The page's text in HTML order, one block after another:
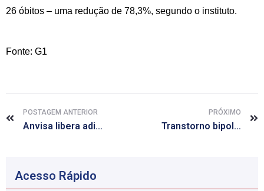
26 óbitos – uma redução de 78,3%, segundo o instituto.
Fonte: G1
POSTAGEM ANTERIOR
Anvisa libera aditivos ao cigarro que não afetam sabor e cheiro
PRÓXIMO
Transtorno bipolar atinge 4% dos adultos; saiba mais sobre a doença
Acesso Rápido